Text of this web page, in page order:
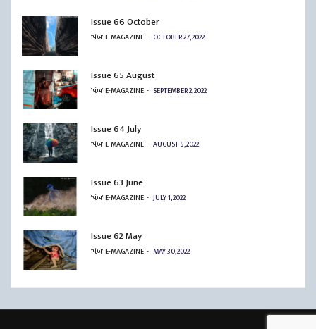
Issue 66 October
'પંખ' E-MAGAZINE OCTOBER 27, 2022
Issue 65 August
'પંખ' E-MAGAZINE SEPTEMBER 2, 2022
Issue 64 July
'પંખ' E-MAGAZINE AUGUST 5, 2022
Issue 63 June
'પંખ' E-MAGAZINE JULY 1, 2022
Issue 62 May
'પંખ' E-MAGAZINE MAY 30, 2022